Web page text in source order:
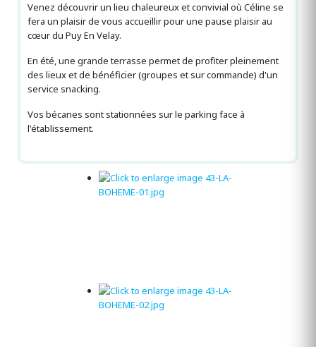
Venez découvrir un lieu chaleureux et convivial où Céline se
fera un plaisir de vous accueillir pour une pause plaisir au
cœur du Puy En Velay.
En été, une grande terrasse permet de profiter pleinement
des lieux et de bénéficier (groupes et sur commande) d'un
service snacking.
Vos bécanes sont stationnées sur le parking face à
l'établissement.